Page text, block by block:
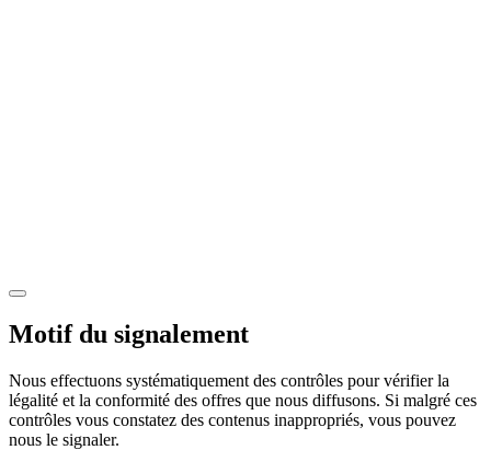
Motif du signalement
Nous effectuons systématiquement des contrôles pour vérifier la
légalité et la conformité des offres que nous diffusons. Si malgré ces
contrôles vous constatez des contenus inappropriés, vous pouvez
nous le signaler.